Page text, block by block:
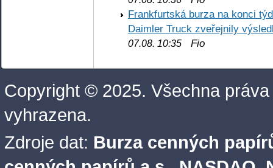
Frankfurtská burza na konci
Daimler Truck zveřejnily
07.08. 10:35 Fio
Copyright © 2025. Všechna práva
vyhrazena.
Zdroje dat: Burza cenných